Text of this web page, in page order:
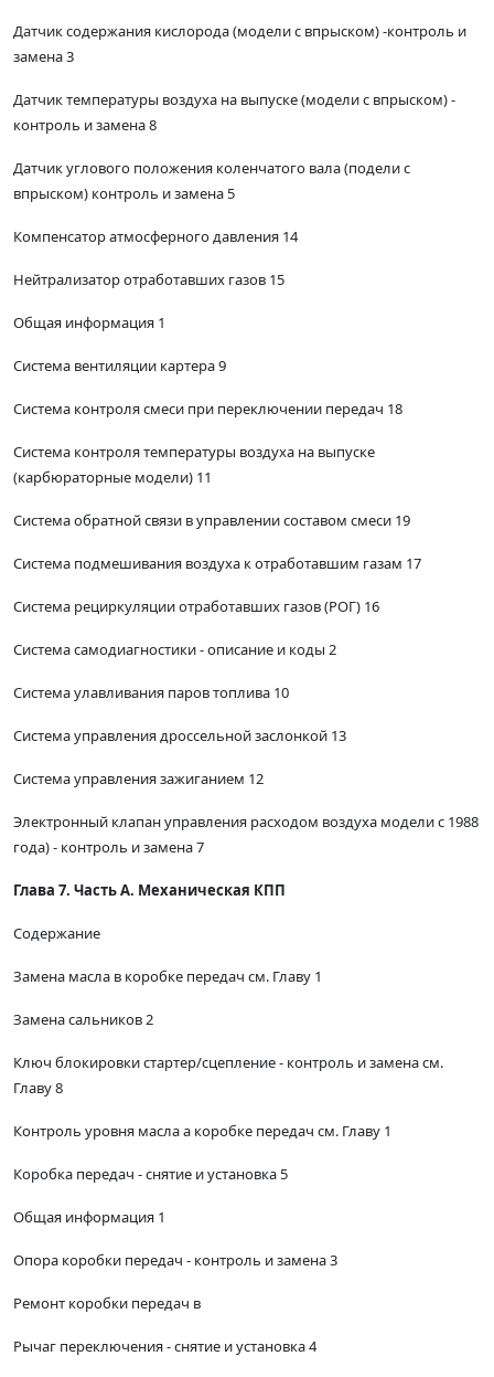
Датчик содержания кислорода (модели с впрыском) -контроль и
замена 3
Датчик температуры воздуха на выпуске (модели с впрыском) -
контроль и замена 8
Датчик углового положения коленчатого вала (подели с
впрыском) контроль и замена 5
Компенсатор атмосферного давления 14
Нейтрализатор отработавших газов 15
Общая информация 1
Система вентиляции картера 9
Система контроля смеси при переключении передач 18
Система контроля температуры воздуха на выпуске
(карбюраторные модели) 11
Система обратной связи в управлении составом смеси 19
Система подмешивания воздуха к отработавшим газам 17
Система рециркуляции отработавших газов (РОГ) 16
Система самодиагностики - описание и коды 2
Система улавливания паров топлива 10
Система управления дроссельной заслонкой 13
Система управления зажиганием 12
Электронный клапан управления расходом воздуха модели с 1988
года) - контроль и замена 7
Глава 7. Часть А. Механическая КПП
Содержание
Замена масла в коробке передач см. Главу 1
Замена сальников 2
Ключ блокировки стартер/сцепление - контроль и замена см.
Главу 8
Контроль уровня масла а коробке передач см. Главу 1
Коробка передач - снятие и установка 5
Общая информация 1
Опора коробки передач - контроль и замена 3
Ремонт коробки передач в
Рычаг переключения - снятие и установка 4